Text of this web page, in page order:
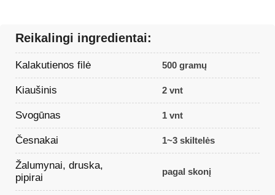
Reikalingi ingredientai:
Kalakutienos filė 500 gramų
Kiaušinis 2 vnt
Svogūnas 1 vnt
Česnakai 1~3 skiltelės
Žalumynai, druska,
pipirai
pagal skonį